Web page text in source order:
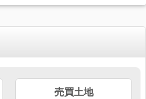
売買土地